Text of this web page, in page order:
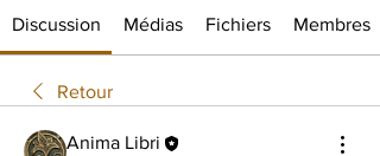
Discussion Médias Fichiers Membres
Retour
Anima Libri